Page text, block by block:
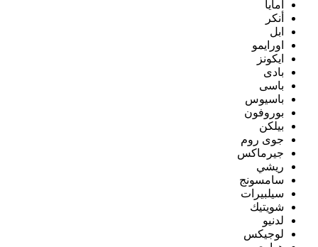
أمايا
أنكر
ابل
اورايمو
ايكونز
بادى
باسى
باسيوس
بوروفون
بيلكن
جوى روم
جيرماكس
ريشي
سامسونج
سيلبيرات
شويتيك
لدنيو
لوجيكس